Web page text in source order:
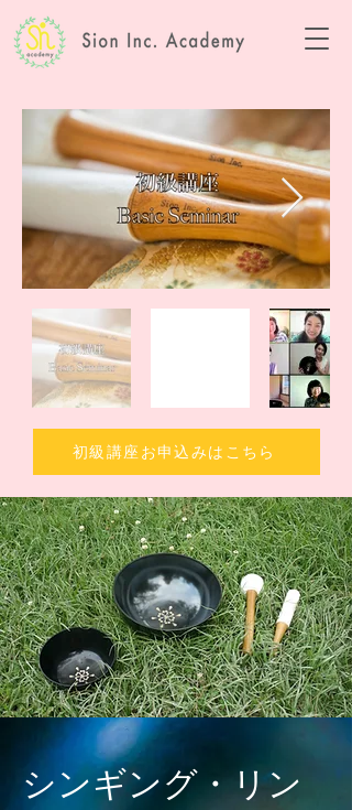
初級講座お申込みはこちら
シンギング・リン